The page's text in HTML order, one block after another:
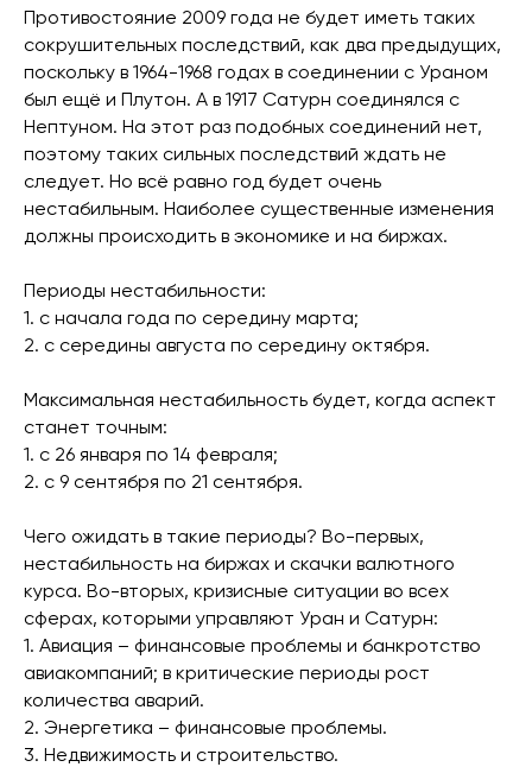
Противостояние 2009 года не будет иметь таких
сокрушительных последствий, как два предыдущих,
поскольку в 1964-1968 годах в соединении с Ураном
был ещё и Плутон. А в 1917 Сатурн соединялся с
Нептуном. На этот раз подобных соединений нет,
поэтому таких сильных последствий ждать не
следует. Но всё равно год будет очень
нестабильным. Наиболее существенные изменения
должны происходить в экономике и на биржах.
Периоды нестабильности:
1. с начала года по середину марта;
2. с середины августа по середину октября.
Максимальная нестабильность будет, когда аспект
станет точным:
1. с 26 января по 14 февраля;
2. с 9 сентября по 21 сентября.
Чего ожидать в такие периоды? Во-первых,
нестабильность на биржах и скачки валютного
курса. Во-вторых, кризисные ситуации во всех
сферах, которыми управляют Уран и Сатурн:
1. Авиация – финансовые проблемы и банкротство
авиакомпаний; в критические периоды рост
количества аварий.
2. Энергетика – финансовые проблемы.
3. Недвижимость и строительство.